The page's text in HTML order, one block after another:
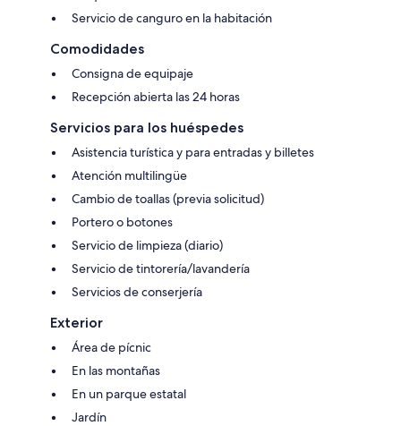
Servicio de canguro en la habitación
Comodidades
Consigna de equipaje
Recepción abierta las 24 horas
Servicios para los huéspedes
Asistencia turística y para entradas y billetes
Atención multilingüe
Cambio de toallas (previa solicitud)
Portero o botones
Servicio de limpieza (diario)
Servicio de tintorería/lavandería
Servicios de conserjería
Exterior
Área de pícnic
En las montañas
En un parque estatal
Jardín